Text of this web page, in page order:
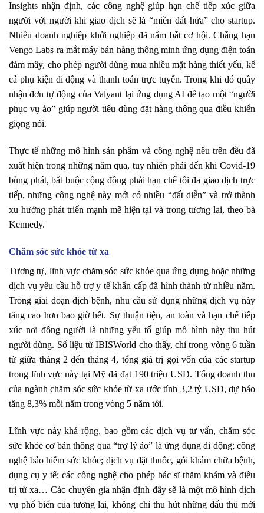
Insights nhận định, các công nghệ giúp hạn chế tiếp xúc giữa
người với người khi giao dịch sẽ là “miền đất hứa” cho startup.
Nhiều doanh nghiệp khởi nghiệp đã nắm bắt cơ hội. Chẳng hạn
Vengo Labs ra mắt máy bán hàng thông minh ứng dụng điện toán
đám mây, cho phép người dùng mua nhiều mặt hàng thiết yếu, kể
cả phụ kiện di động và thanh toán trực tuyến. Trong khi đó quầy
nhận đơn tự động của Valyant lại ứng dụng AI để tạo một “người
phục vụ ảo” giúp người tiêu dùng đặt hàng thông qua điều khiển
giọng nói.
Thực tế những mô hình sản phẩm và công nghệ nêu trên đều đã
xuất hiện trong những năm qua, tuy nhiên phải đến khi Covid-19
bùng phát, bắt buộc cộng đồng phải hạn chế tối đa giao dịch trực
tiếp, những công nghệ này mới có nhiều “đất diễn” và trở thành
xu hướng phát triển mạnh mẽ hiện tại và trong tương lai, theo bà
Kennedy.
Chăm sóc sức khỏe từ xa
Tương tự, lĩnh vực chăm sóc sức khỏe qua ứng dụng hoặc những
dịch vụ yêu cầu hỗ trợ y tế khẩn cấp đã hình thành từ nhiều năm.
Trong giai đoạn dịch bệnh, nhu cầu sử dụng những dịch vụ này
tăng cao hơn bao giờ hết. Sự thuận tiện, an toàn và hạn chế tiếp
xúc nơi đông người là những yếu tố giúp mô hình này thu hút
người dùng. Số liệu từ IBISWorld cho thấy, chỉ trong vòng 6 tuần
từ giữa tháng 2 đến tháng 4, tổng giá trị gọi vốn của các startup
trong lĩnh vực này tại Mỹ đã đạt 190 triệu USD. Tổng doanh thu
của ngành chăm sóc sức khỏe từ xa ước tính 3,2 tỷ USD, dự báo
tăng 8,3% mỗi năm trong vòng 5 năm tới.
Lĩnh vực này khá rộng, bao gồm các dịch vụ tư vấn, chăm sóc
sức khỏe cơ bản thông qua “trợ lý ảo” là ứng dụng di động; công
nghệ bảo hiểm sức khỏe; dịch vụ đặt thuốc, gói khám chữa bệnh,
dụng cụ y tế; các công nghệ cho phép bác sĩ thăm khám và điều
trị từ xa… Các chuyên gia nhận định đây sẽ là một mô hình dịch
vụ phổ biến của tương lai, không chỉ thu hút những đấu thủ mới